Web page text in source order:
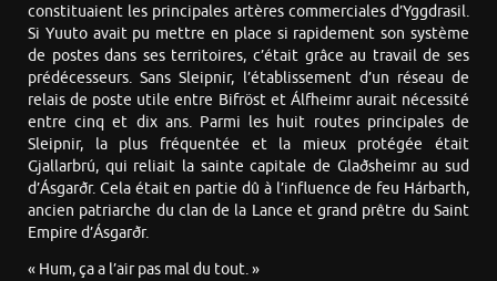
constituaient les principales artères commerciales d’Yggdrasil.
Si Yuuto avait pu mettre en place si rapidement son système
de postes dans ses territoires, c’était grâce au travail de ses
prédécesseurs. Sans Sleipnir, l’établissement d’un réseau de
relais de poste utile entre Bifröst et Álfheimr aurait nécessité
entre cinq et dix ans. Parmi les huit routes principales de
Sleipnir, la plus fréquentée et la mieux protégée était
Gjallarbrú, qui reliait la sainte capitale de Glaðsheimr au sud
d’Ásgarðr. Cela était en partie dû à l’influence de feu Hárbarth,
ancien patriarche du clan de la Lance et grand prêtre du Saint
Empire d’Ásgarðr.
« Hum, ça a l’air pas mal du tout. »